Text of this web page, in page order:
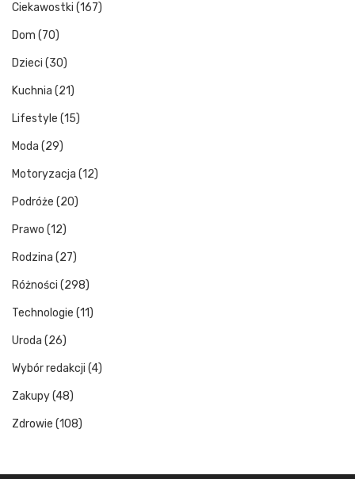
Ciekawostki (167)
Dom (70)
Dzieci (30)
Kuchnia (21)
Lifestyle (15)
Moda (29)
Motoryzacja (12)
Podróże (20)
Prawo (12)
Rodzina (27)
Różności (298)
Technologie (11)
Uroda (26)
Wybór redakcji (4)
Zakupy(48)
Zdrowie (108)